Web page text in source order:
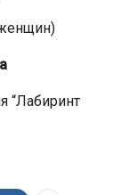
“Лабиринт